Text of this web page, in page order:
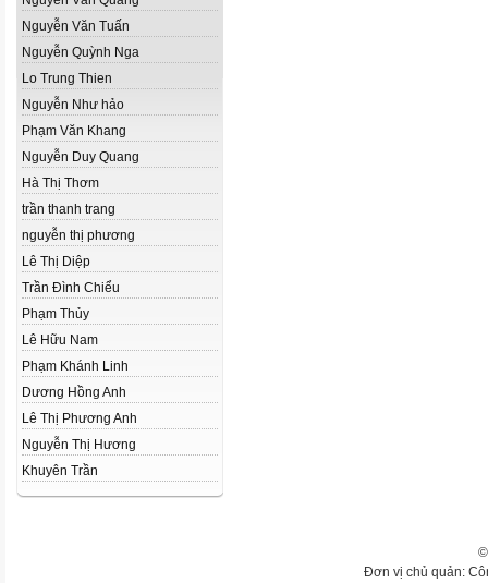
Nguyễn Văn Tuấn
Nguyễn Quỳnh Nga
Lo Trung Thien
Nguyễn Như hảo
Phạm Văn Khang
Nguyễn Duy Quang
Hà Thị Thơm
trần thanh trang
nguyễn thị phương
Lê Thị Diệp
Trần Đình Chiểu
Phạm Thủy
Lê Hữu Nam
Phạm Khánh Linh
Dương Hồng Anh
Lê Thị Phương Anh
Nguyễn Thị Hương
Khuyên Trần
Đơn vị chủ quản: